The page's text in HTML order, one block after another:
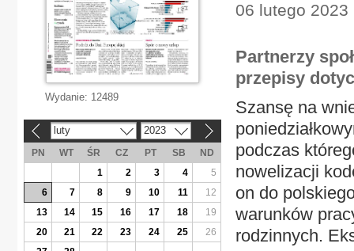
06 lutego 2023
Partnerzy
przepisy
Szansę na
podczas
nowelizacji
on do
warunków
rodzinnych.
Wydanie: 12489
luty 2023
PN WT ŚR CZ PT SB
ND
1
2 3 4
5
6
7 8 9 10 11
12
13
14 15 16 17 18
19
20
21 22 23 24 25
26